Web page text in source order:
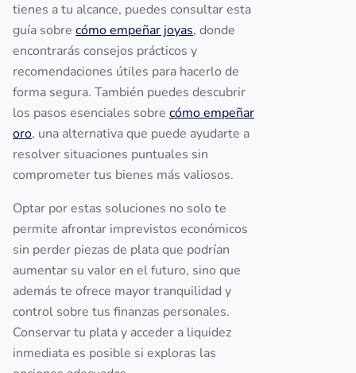
tienes a tu alcance, puedes consultar esta
guía sobre cómo empeñar joyas, donde
encontrarás consejos prácticos y
recomendaciones útiles para hacerlo de
forma segura. También puedes descubrir
los pasos esenciales sobre cómo empeñar
oro, una alternativa que puede ayudarte a
resolver situaciones puntuales sin
comprometer tus bienes más valiosos.
Optar por estas soluciones no solo te
permite afrontar imprevistos económicos
sin perder piezas de plata que podrían
aumentar su valor en el futuro, sino que
además te ofrece mayor tranquilidad y
control sobre tus finanzas personales.
Conservar tu plata y acceder a liquidez
inmediata es posible si exploras las